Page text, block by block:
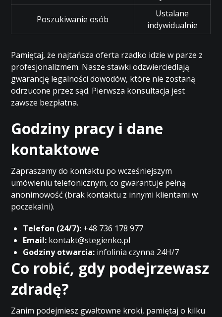
Poszukiwanie osób
Ustalane
indywidualnie
Pamiętaj, że najtańsza oferta rzadko idzie w parze z
profesjonalizmem. Nasze stawki odzwierciedlają
gwarancję legalności dowodów, które nie zostaną
odrzucone przez sąd. Pierwsza konsultacja jest
zawsze bezpłatna.
Godziny pracy i dane
kontaktowe
Zapraszamy do kontaktu po wcześniejszym
umówieniu telefonicznym, co gwarantuje pełną
anonimowość (brak kontaktu z innymi klientami w
poczekalni).
Telefon (24/7): +48 736 178 977
Email: kontakt@stegienko.pl
Godziny otwarcia: infolinia czynna 24H/7
Co robić, gdy podejrzewasz
zdradę?
Zanim podejmiesz gwałtowne kroki, pamiętaj o kilku